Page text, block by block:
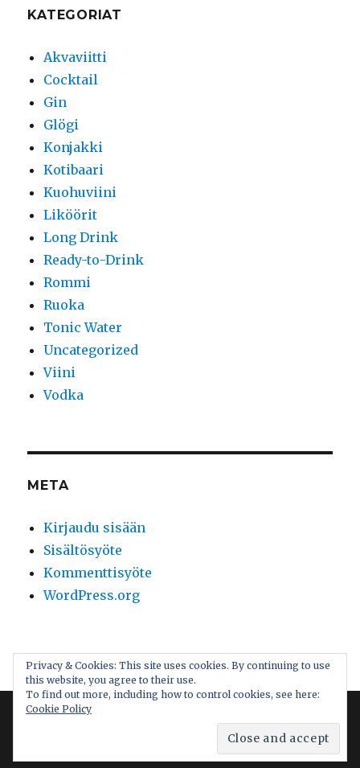
KATEGORIAT
Akvaviitti
Cocktail
Gin
Glögi
Konjakki
Kotibaari
Kuohuviini
Liköörit
Long Drink
Ready-to-Drink
Rommi
Ruoka
Tonic Water
Uncategorized
Viini
Vodka
META
Kirjaudu sisään
Sisältösyöte
Kommenttisyöte
WordPress.org
Maistelun maailma Palvelun tarjoaa WordPress
Privacy & Cookies: This site uses cookies. By continuing to use
this website, you agree to their use.
To find out more, including how to control cookies, see here:
Cookie Policy